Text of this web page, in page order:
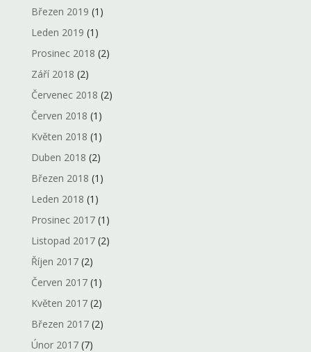
Březen 2019 (1)
Leden 2019 (1)
Prosinec 2018 (2)
Září 2018 (2)
Červenec 2018 (2)
Červen 2018 (1)
Květen 2018 (1)
Duben 2018 (2)
Březen 2018 (1)
Leden 2018 (1)
Prosinec 2017(1)
Listopad 2017(2)
Říjen 2017(2)
Červen 2017(1)
Květen 2017(2)
Březen 2017(2)
Únor 2017(7)